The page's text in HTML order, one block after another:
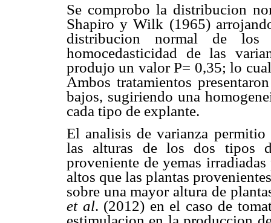
Se comprobo la distribucion
Shapiro y Wilk (1965)
distribucion normal de
homocedasticidad de las
produjo un valor P= 0,35; lo
Ambos tratamientos
bajos, sugiriendo una
cada tipo de explante.
El analisis de varianza permitio
las alturas de los dos tipos
proveniente de yemas
altos que las plantas
sobre una mayor altura de
et al. (2012) en el caso de